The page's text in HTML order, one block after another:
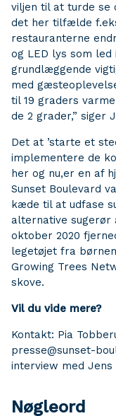
viljen til at turde se
det her tilfælde
restauranterne
og LED lys som
grundlæggende
med
til 19 graders
de 2 grader,” siger
Det at ’starte et
implementere de
her og nu,er en af
Sunset Boulevard
kæde til at udfase
alternative sugerør
oktober 2020
legetøjet fra
Growing Trees
skove.
Vil du vide mere?
Kontakt: Pia
presse@sunset-
interview med Jens
Nøgleord